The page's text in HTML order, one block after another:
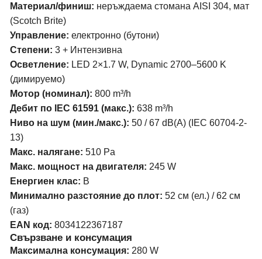
Материал/финиш: неръждаема стомана AISI 304, мат
(Scotch Brite)
Управление: електронно (бутони)
Степени: 3 + Интензивна
Осветление: LED 2×1.7 W, Dynamic 2700–5600 K
(димируемо)
Мотор (номинал): 800 m³/h
Дебит по IEC 61591 (макс.): 638 m³/h
Ниво на шум (мин./макс.): 50 / 67 dB(A) (IEC 60704-2-
13)
Макс. налягане: 510 Pa
Макс. мощност на двигателя: 245 W
Енергиен клас: B
Минимално разстояние до плот: 52 см (ел.) / 62 см
(газ)
EAN код: 8034122367187
Свързване и консумация
Максимална консумация: 280 W